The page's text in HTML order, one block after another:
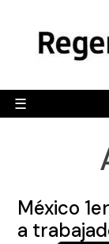
content
☰
México
a